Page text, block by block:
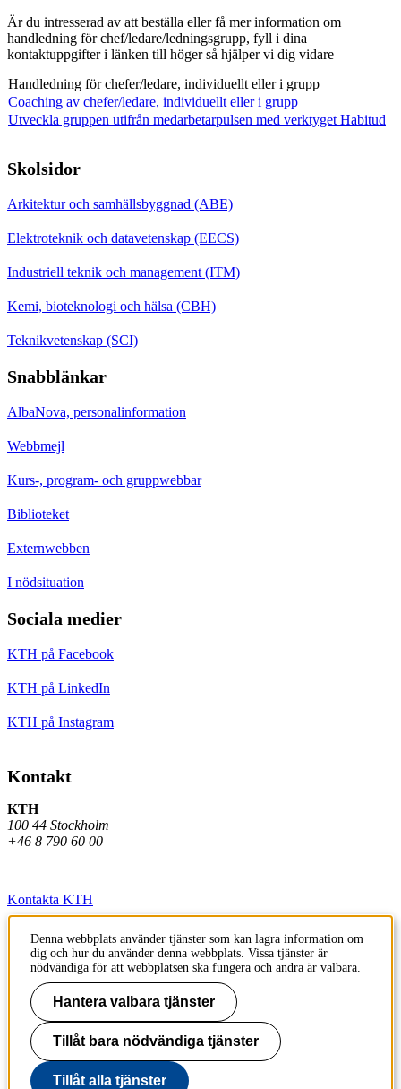
Är du intresserad av att beställa eller få mer information om
handledning för chef/ledare/ledningsgrupp, fyll i dina
kontaktuppgifter i länken till höger så hjälper vi dig vidare
Handledning för chefer/ledare, individuellt eller i grupp
Coaching av chefer/ledare, individuellt eller i grupp
Utveckla gruppen utifrån medarbetarpulsen med verktyget Habitud
Skolsidor
Arkitektur och samhällsbyggnad (ABE)
Elektroteknik och datavetenskap (EECS)
Industriell teknik och management (ITM)
Kemi, bioteknologi och hälsa (CBH)
Teknikvetenskap (SCI)
Snabblänkar
AlbaNova, personalinformation
Webbmejl
Kurs-, program- och gruppwebbar
Biblioteket
Externwebben
I nödsituation
Sociala medier
KTH på Facebook
KTH på LinkedIn
KTH på Instagram
Kontakt
KTH
100 44 Stockholm
+46 8 790 60 00
Kontakta KTH
Jobba på KTH
Press och media
Faktura och betalning KTH
Om KTH:s webbplatser
Tillgänglighetsredogörelse
Denna webbplats använder tjänster som kan lagra information om
dig och hur du använder denna webbplats. Vissa tjänster är
nödvändiga för att webbplatsen ska fungera och andra är valbara.
Hantera valbara tjänster
Tillåt bara nödvändiga tjänster
Tillåt alla tjänster